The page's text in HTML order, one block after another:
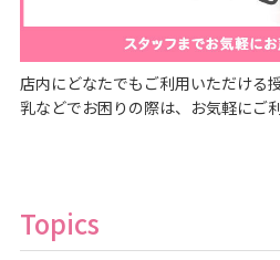
店内にどなたでもご利用いただける
乳などでお困りの際は、お気軽にご
Topics